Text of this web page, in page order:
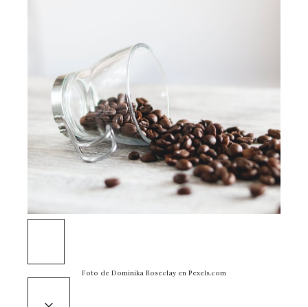
Foto de Dominika Roseclay en Pexels.com